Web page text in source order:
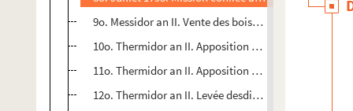
9o. Messidor an II. Vente des boiseries de la chapelle
10o. Thermidor an II. Apposition des scellés sur les
11o. Thermidor an II. Apposition des scellés sur les
12o. Thermidor an II. Levée desdits scellés